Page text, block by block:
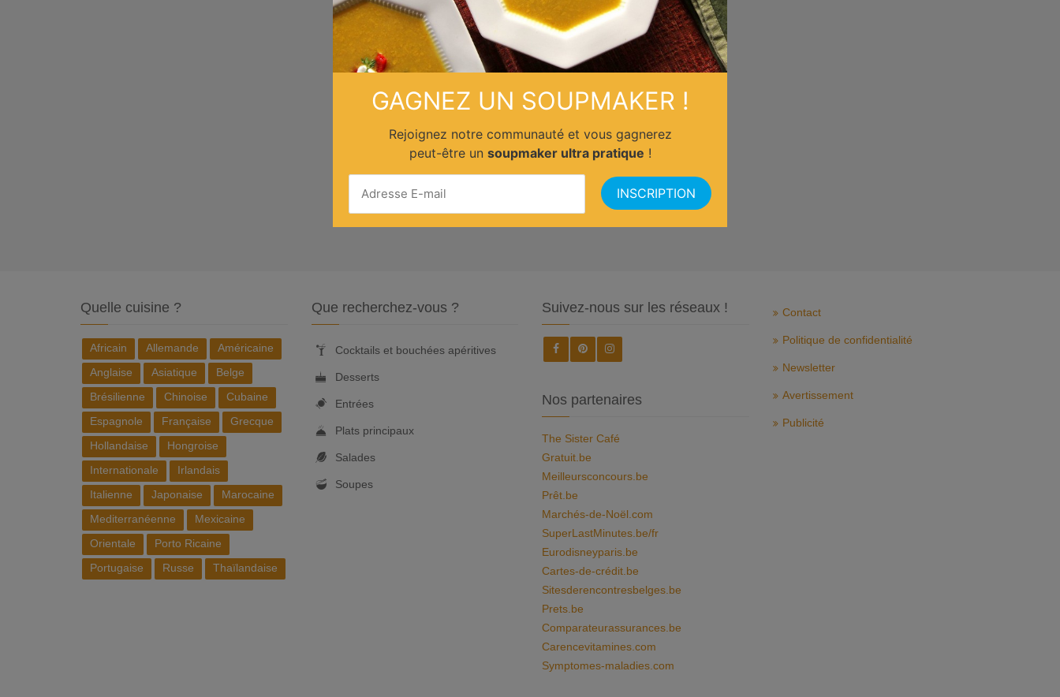
Quelle cuisine ?
Africain Allemande
Américaine
Anglaise
Asiatique
Belge
Brésilienne
Chinoise
Cubaine
Espagnole
Française
Grecque
Hollandaise
Hongroise
Internationale
Irlandais
Italienne
Japonaise
Marocaine
Mediterranéenne
Mexicaine
Orientale
Porto Ricaine
Portugaise
Russe Thaïlandaise
Que recherchez-vous ?
Cocktails et bouchées apéritives
Desserts
Entrées
Plats principaux
Salades
Soupes
Suivez-nous sur les réseaux !
Nos partenaires
The Sister Café
Gratuit.be
Meilleursconcours.be
Prêt.be
Marchés-de-Noël.com
SuperLastMinutes.be/fr
Eurodisneyparis.be
Cartes-de-crédit.be
Sitesderencontresbelges.be
Prets.be
Comparateurassurances.be
Carencevitamines.com
Symptomes-maladies.com
Contact
Politique de confidentialité
Newsletter
Avertissement
Publicité
GAGNEZ UN SOUPMAKER !
Rejoignez notre communauté et vous gagnerez
peut-être un soupmaker ultra pratique !